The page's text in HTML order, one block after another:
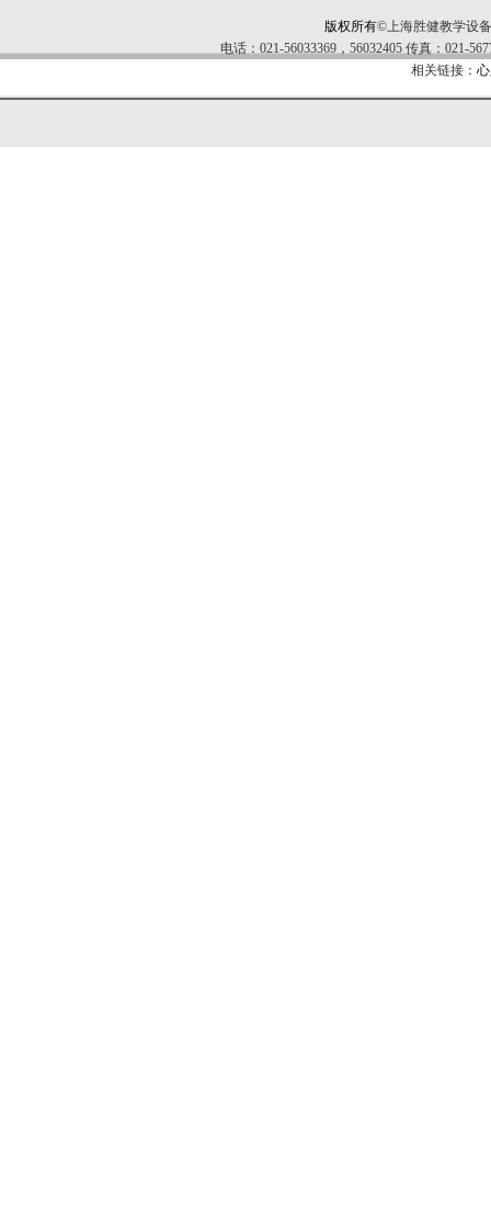
版权所有©上海胜健教学设
电话：021-56033369，56032405 传真：021-
相关链接：